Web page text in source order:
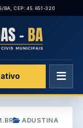
BA, CEP: 45.651-320
ADUSTINA